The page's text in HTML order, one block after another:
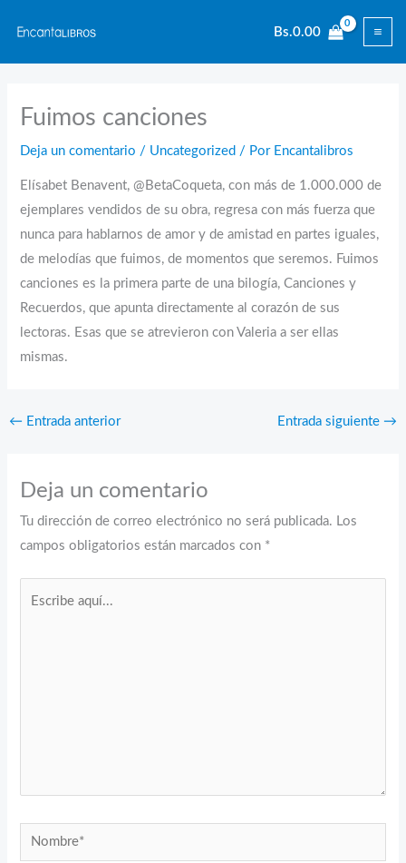
contenido
Bs.0.00
Fuimos canciones
Deja un comentario / Uncategorized / Por Encantalibros
Elísabet Benavent, @BetaCoqueta, con más de 1.000.000 de
ejemplares vendidos de su obra, regresa con más fuerza que
nunca para hablarnos de amor y de amistad en partes iguales,
de melodías que fuimos, de momentos que seremos. Fuimos
canciones es la primera parte de una bilogía, Canciones y
Recuerdos, que apunta directamente al corazón de sus
lectoras. Esas que se atrevieron con Valeria a ser ellas
mismas.
← Entrada anterior Entrada siguiente →
Deja un comentario
Tu dirección de correo electrónico no será publicada. Los
campos obligatorios están marcados con *
Nombre*